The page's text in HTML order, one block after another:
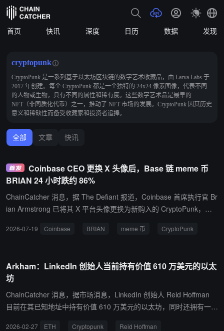
首页 快讯 深度 日历 数据 发现
cryptopunk
CryptoPunk 是一系列基于以太坊区块链的数字艺术收藏品，由 Larva Labs 于
2017 年创建。每个 CryptoPunk 都是一个独特的 24x24 像素图像，代表不同
的人物或生物，具有不同的属性和稀有度。这些数字艺术品是最早的
NFT（非同质化代币）之一，推动了 NFT 市场的发展。CryptoPunk 因其历史
意义和稀缺性而备受收藏家和投资者追捧。
全部 文章 快讯
Coinbase CEO 更换 X 头像后，Base 链 meme 币
BRIAN 24 小时跌约 86%
ChainCatcher 消息，据 The Defiant 报道，Coinbase 首席执行官 Br
ian Armstrong 已将其 X 平台头像更换为新购入的 CryptoPunk，此
回落。过去 24 小时该代币市值已下跌约 86%，降至约 150 万美元；
日将 X 头像更换为 BRIAN 对应的 “Coinbase Man” 形象，并发文称
“New profile photo - who dis”，市场一度将此解读为对该代币的关注
信号，推动 BRIAN 快速走高。报道强调，BRIAN 为社区创建代币，
Brian Armstrong 并非发行方，也未宣称与其存在官方关联。
2026-07-19 Coinbase BRIAN meme 币 CryptoPunk
Arkham：LinkedIn 创始人当前持有价值 610 万美元的以太
坊
ChainCatcher 消息，据市场消息，LinkedIn 创始人 Reid Hoffman
目前在其已知地址中持有价值 610 万美元的以太坊，同时还拥有一个
2026-02-27 ETH Cryptopunk Reid Hoffman